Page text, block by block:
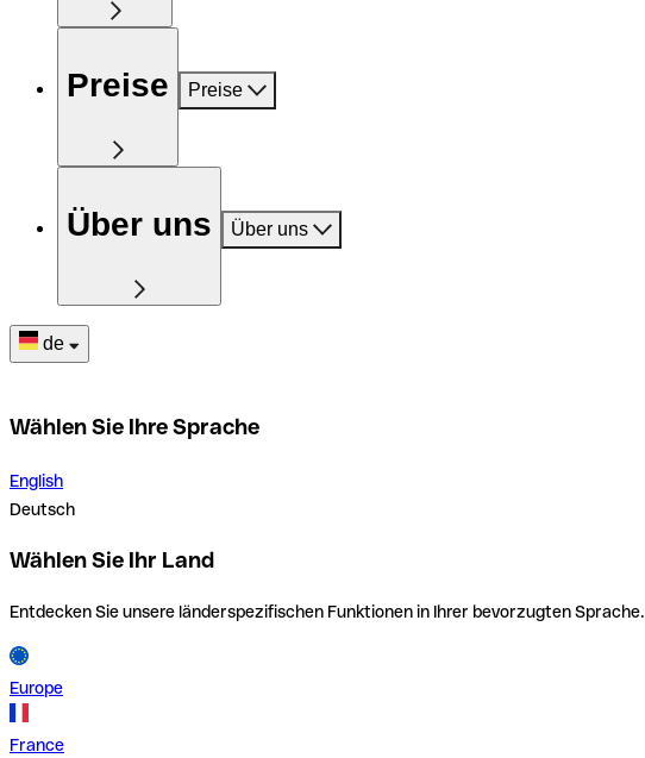
Preise Preise
Über uns Über uns
de
Wählen Sie Ihre Sprache
English
Deutsch
Wählen Sie Ihr Land
Entdecken Sie unsere länderspezifischen Funktionen in Ihrer bevorzugten Sprache.
Europe
France